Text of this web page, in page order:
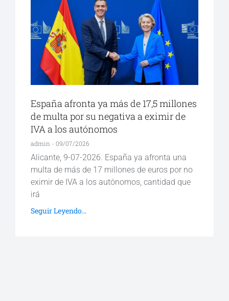
España afronta ya más de 17,5 millones
de multa por su negativa a eximir de
IVA a los autónomos
admin 09/07/2026
Alicante, 9-07-2026. España ya afronta una
multa de más de 17 millones de euros por no
eximir de IVA a los autónomos, cantidad que
irá
Seguir Leyendo...